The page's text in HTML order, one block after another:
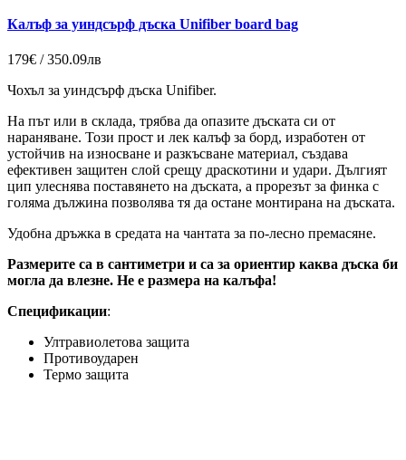
Калъф за уиндсърф дъска Unifiber board bag
179€ / 350.09лв
Чохъл за уиндсърф дъска Unifiber.
На път или в склада, трябва да опазите дъската си от
нараняване. Този прост и лек калъф за борд, изработен от
устойчив на износване и разкъсване материал, създава
ефективен защитен слой срещу драскотини и удари. Дългият
цип улеснява поставянето на дъската, а прорезът за финка с
голяма дължина позволява тя да остане монтирана на дъската.
Удобна дръжка в средата на чантата за по-лесно премасяне.
Размерите са в сантиметри и са за ориентир каква дъска би
могла да влезне. Не е размера на калъфа!
Спецификации:
Ултравиолетова защита
Противоударен
Термо защита